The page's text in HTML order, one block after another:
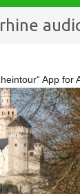
App for